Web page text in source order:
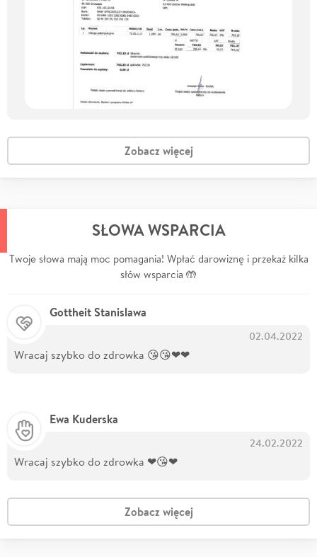
Zobacz więcej
SŁOWA WSPARCIA
Twoje słowa mają moc pomagania! Wpłać darowiznę i przekaż kilka
słów wsparcia 🤲
Gottheit Stanislawa
02.04.2022
Wracaj szybko do zdrowka 😘😘❤❤
Ewa Kuderska
24.02.2022
Wracaj szybko do zdrowka ❤😘❤
Zobacz więcej